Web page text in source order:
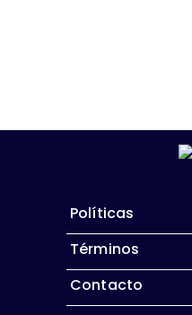
Políticas
Términos
Contacto